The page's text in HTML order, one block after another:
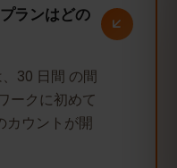
ランはどの
30 日間 の間
ークに初めて
カウントが開